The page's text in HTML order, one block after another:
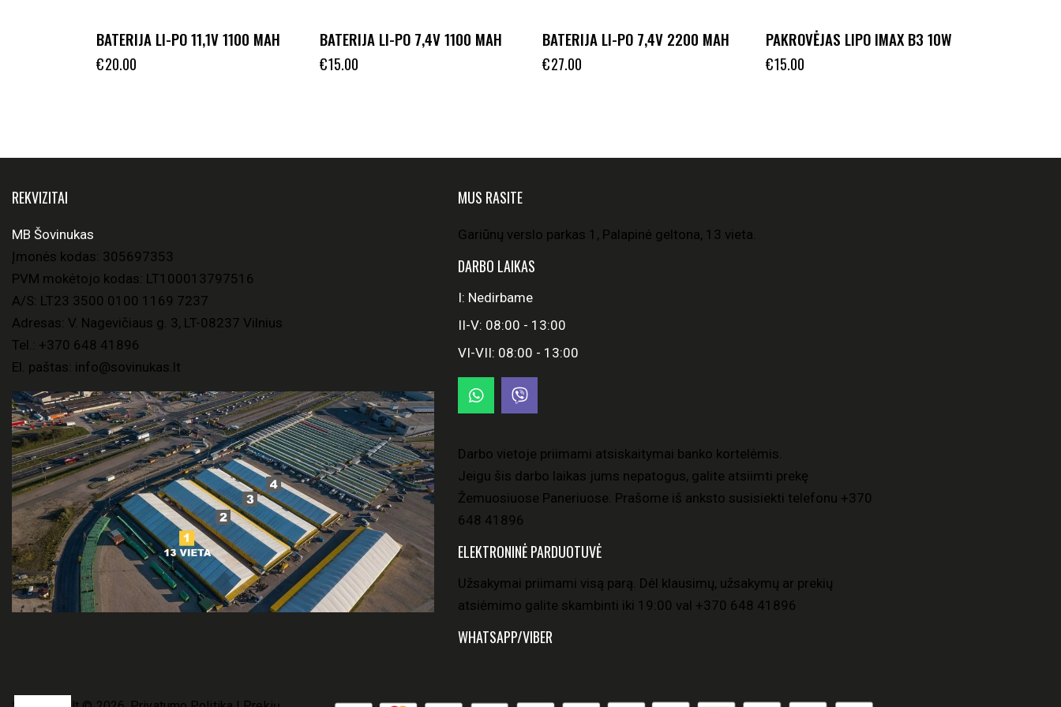
BATERIJA LI-PO 11,1V 1100 MAH
€20.00
BATERIJA LI-PO 7,4V 1100 MAH
€15.00
BATERIJA LI-PO 7,4V 2200 MAH
€27.00
PAKROVĖJAS LIPO IMAX B3 10W
€15.00
REKVIZITAI
MB Šovinukas
Įmonės kodas: 305697353
PVM mokėtojo kodas: LT100013797516
A/S: LT23 3500 0100 1169 7237
Adresas: V. Nagevičiaus g. 3, LT-08237 Vilnius
Tel.: +370 648 41896
El. paštas: info@sovinukas.lt
MUS RASITE
Gariūnų verslo parkas 1, Palapinė geltona, 13 vieta.
DARBO LAIKAS
I: Nedirbame
II-V: 08:00 - 13:00
VI-VII: 08:00 - 13:00
Darbo vietoje priimami atsiskaitymai banko kortelėmis.
Jeigu šis darbo laikas jums nepatogus, galite atsiimti prekę
Žemuosiuose Paneriuose. Prašome iš anksto susisiekti telefonu +370
648 41896
ELEKTRONINĖ PARDUOTUVĖ
Užsakymai priimami visą parą. Dėl klausimų, užsakymų ar prekių
atsiėmimo galite skambinti iki 19:00 val +370 648 41896
WHATSAPP/VIBER